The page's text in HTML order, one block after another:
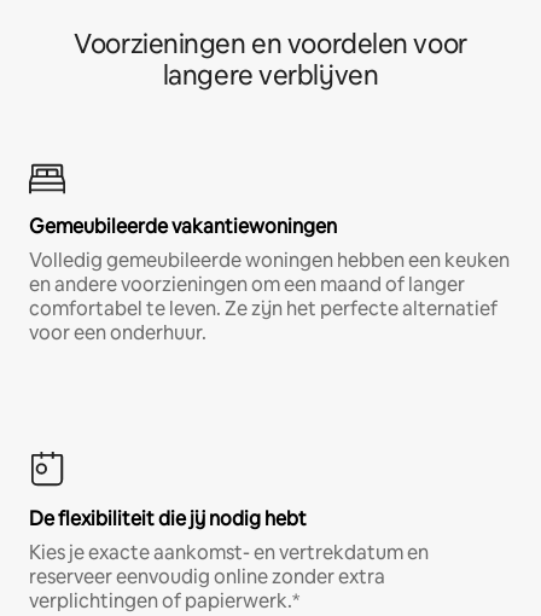
Voorzieningen en voordelen voor
langere verblijven
Gemeubileerde vakantiewoningen
Volledig gemeubileerde woningen hebben een keuken
en andere voorzieningen om een maand of langer
comfortabel te leven. Ze zijn het perfecte alternatief
voor een onderhuur.
De flexibiliteit die jij nodig hebt
Kies je exacte aankomst- en vertrekdatum en
reserveer eenvoudig online zonder extra
verplichtingen of papierwerk.*